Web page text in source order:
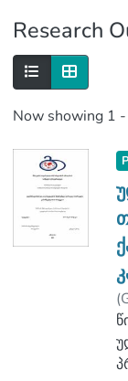
Research
Now showing 1
(